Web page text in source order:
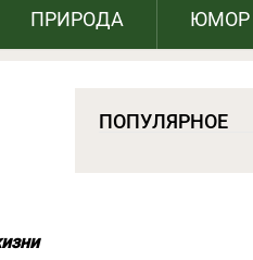
ПРИРОДА ЮМОР
ПОПУЛЯРНОЕ